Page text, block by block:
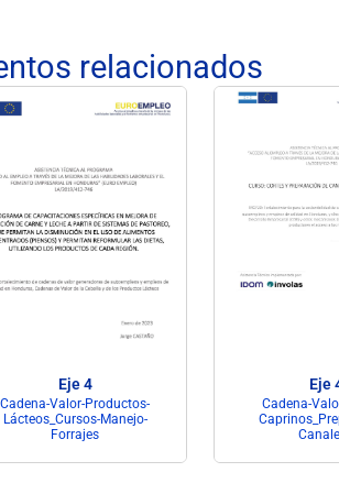
relacionados
Eje 4
Cadena-Valor-Productos-
Lácteos_Cursos-Manejo-
Forrajes
Eje
Cadena-